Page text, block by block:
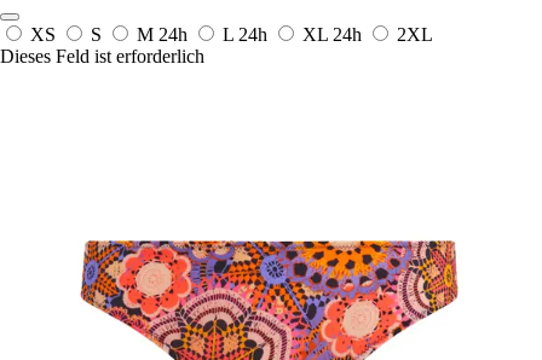
XS S M 24h L 24h XL 24h
2XL
Dieses Feld ist erforderlich